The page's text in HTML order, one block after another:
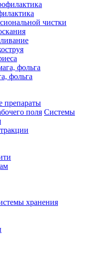
чистки
фольга
препараты
Системы
хранения